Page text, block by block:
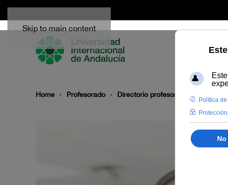
Skip to main content
Home Profesorado Directorio profesor Juan